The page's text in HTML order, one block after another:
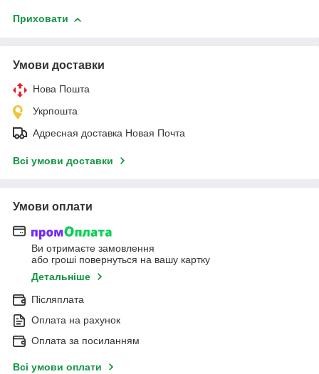
Приховати
Умови доставки
Нова Пошта
Укрпошта
Адресная доставка Новая Почта
Всі умови доставки
Умови оплати
Ви отримаєте замовлення
або гроші повернуться на вашу картку
Детальніше
Післяплата
Оплата на рахунок
Оплата за посиланням
Всі умови оплати